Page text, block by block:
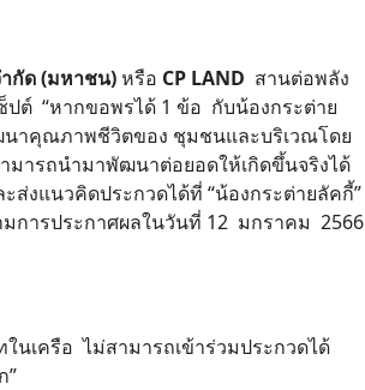
กัด (มหาชน)หรือ CP LAND สานต่อพลัง
ต์ “หากขอพรได้ 1 ข้อ กับน้องกระต่าย
าคุณภาพชีวิตของ ชุมชนและบริเวณโดย
ารถนำมาพัฒนาต่อยอดให้เกิดขึ้นจริงได้
งแนวคิดประกวดได้ที่ “น้องกระต่ายลัคกี้”
การประกาศผลในวันที่ 12 มกราคม 2566
นเครือ ไม่สามารถเข้าร่วมประกวดได้
”